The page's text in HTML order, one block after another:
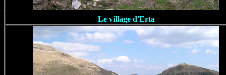
Le village d'Erta